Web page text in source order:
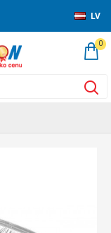
LV
0